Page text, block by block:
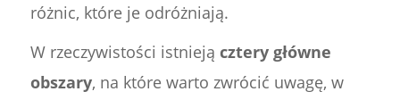
różnic, które je odróżniają.
W rzeczywistości istnieją cztery główne
obszary, na które warto zwrócić uwagę, w